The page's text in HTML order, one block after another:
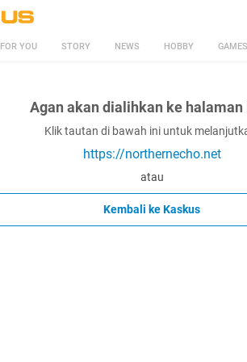
FOR YOU STORY NEWS HOBBY GAMES
Agan akan dialihkan ke halaman
Klik tautan di bawah ini untuk
https://northernecho.net
atau
Kembali ke Kaskus